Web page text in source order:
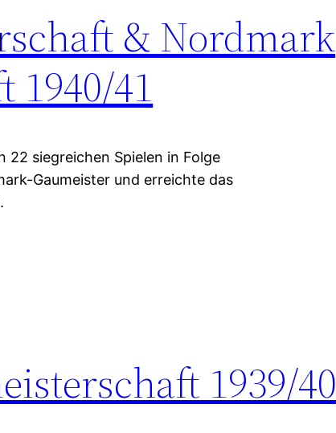
& Nordmark
1940/41
22 siegreichen Spielen in Folge
Gaumeister und erreichte das
1939/40